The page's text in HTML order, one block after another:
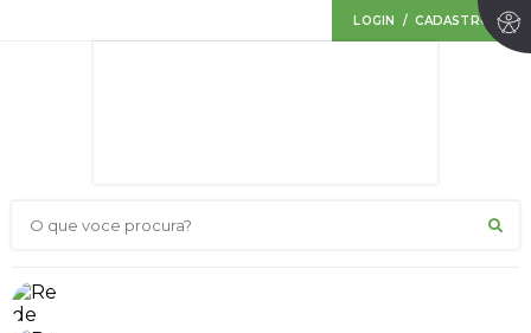
LOGIN / CADASTRO
O que voce procura?